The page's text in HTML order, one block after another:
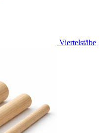
Viertelstäbe